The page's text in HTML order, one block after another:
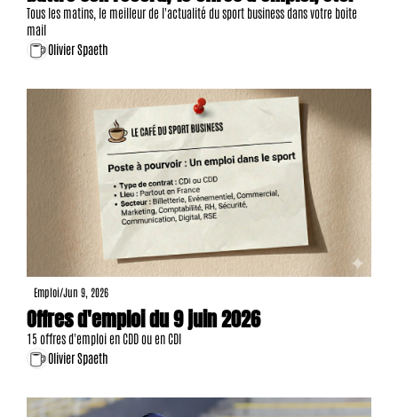
Tous les matins, le meilleur de l'actualité du sport business dans votre boite
mail
Olivier Spaeth
Emploi/Jun 9, 2026
Offres d'emploi du 9 juin 2026
15 offres d'emploi en CDD ou en CDI
Olivier Spaeth